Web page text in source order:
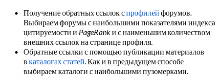
Получение обратных ссылок спрофилей форумов.
Выбираем форумы с наибольшими показателями индекса
цитируемости и PageRankи с наименьшим количеством
внешних ссылок на странице профиля.
Обратные ссылки с помощью публикации материалов
в каталогах статей . Как и в предыдущем способе
выбираем каталоги с наибольшими пузомерками.